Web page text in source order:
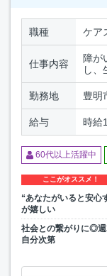
職種 ケア
仕事内容
障が
し、
勤務地 豊明
給与 時給
60代以上活躍中
ここがオススメ！
“あなたがいると安心
が嬉しい
社会との繋がりに◎
自分次第